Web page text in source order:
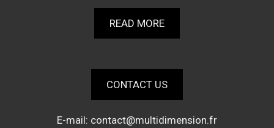
READ MORE
CONTACT US
E-mail: contact@multidimension.fr